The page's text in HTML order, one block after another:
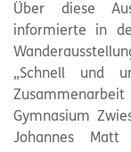
Über diese
informierte in
„Schnell und
Gymnasium
Johannes